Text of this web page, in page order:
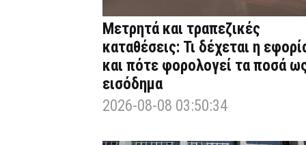
Μετρητά και τραπεζικές
καταθέσεις: Τι δέχεται η
και πότε φορολογεί τα ποσά
εισόδημα
2026-08-08 03:50:34